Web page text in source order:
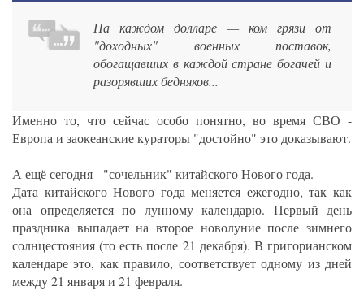
На каждом долларе — ком грязи от
"доходных" военных поставок,
обогащавших в каждой стране богачей и
разорявших бедняков...
Именно то, что сейчас особо понятно, во время СВО -
Европа и заокеанские кураторы "достойно" это доказывают.
А ещё сегодня - "сочельник" китайского Нового года.
Дата китайского Нового года меняется ежегодно, так как
она определяется по лунному календарю. Первый день
праздника выпадает на второе новолуние после зимнего
солнцестояния (то есть после 21 декабря). В григорианском
календаре это, как правило, соответствует одному из дней
между 21 января и 21 февраля.